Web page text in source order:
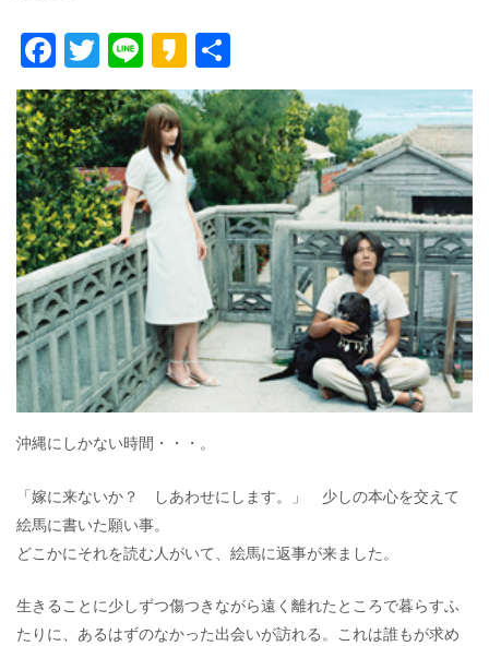
F
ac
e
b
o
o
k
T
w
itt
er
Li
n
e
K
a
k
a
o
有
沖縄にしかない時間・・・。
「嫁に来ないか？ しあわせにします。」 少しの本心を交えて
絵馬に書いた願い事。
どこかにそれを読む人がいて、絵馬に返事が来ました。
生きることに少しずつ傷つきながら遠く離れたところで暮らすふ
たりに、あるはずのなかった出会いが訪れる。これは誰もが求め